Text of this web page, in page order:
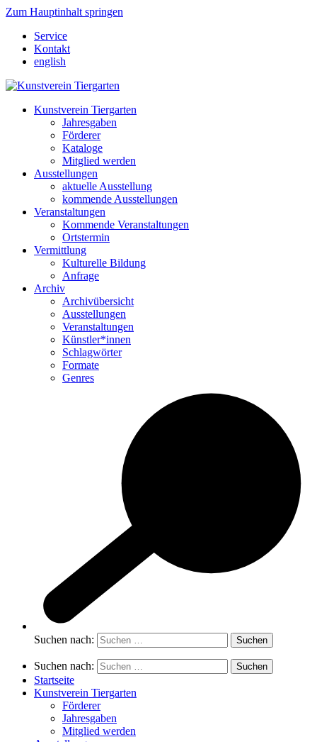
Zum Hauptinhalt springen
Service
Kontakt
english
Kunstverein Tiergarten
Jahresgaben
Förderer
Kataloge
Mitglied werden
Ausstellungen
aktuelle Ausstellung
kommende Ausstellungen
Veranstaltungen
Kommende Veranstaltungen
Ortstermin
Vermittlung
Kulturelle Bildung
Anfrage
Archiv
Archivübersicht
Ausstellungen
Veranstaltungen
Künstler*innen
Schlagwörter
Formate
Genres
Suchen nach:
Suchen nach:
Startseite
Kunstverein Tiergarten
Förderer
Jahresgaben
Mitglied werden